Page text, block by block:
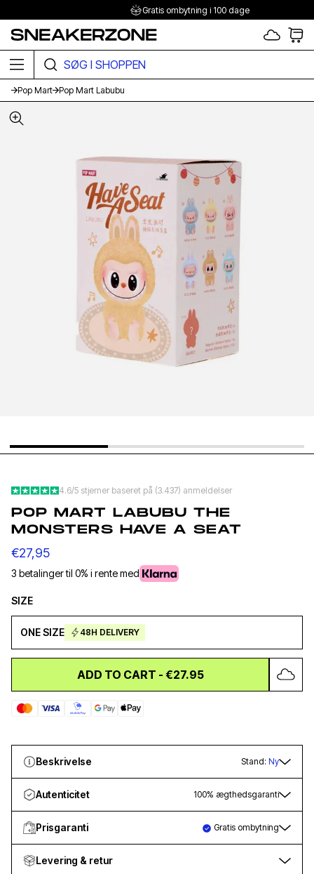
Gratis ombytning i 100 dage
SØG I SHOPPEN HER
YEEZY SLIDE YS-01
CREAM
Pop Mart Pop Mart Labubu
4.6/5 stjerner baseret på (3.437) anmeldelser
POP MART LABUBU THE
MONSTERS HAVE A SEAT
€27,95
3 betalinger til 0% i rente med
SIZE
ONE SIZE 48H DELIVERY
ADD TO CART - €27.95
Beskrivelse Stand: Ny
Autenticitet 100% ægthedsgaranti
Prisgaranti Gratis ombytning
Levering & retur